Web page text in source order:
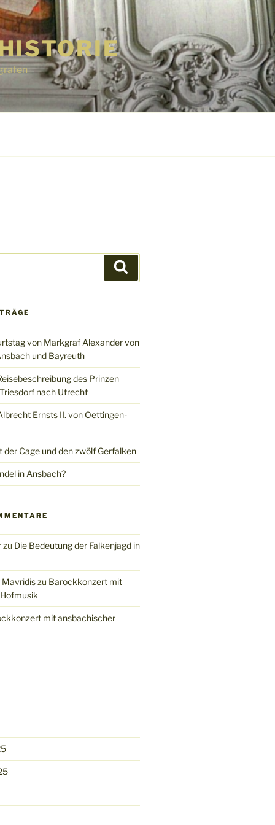
von Markgraf Alexander von
und Bayreuth
des Prinzen
nach Utrecht
Ernsts II. von Oettingen-
der Cage und den zwölf Gerfalken
in Ansbach?
zu Die Bedeutung der Falkenjagd in
Mavridiszu Barockkonzert mit
mit ansbachischer